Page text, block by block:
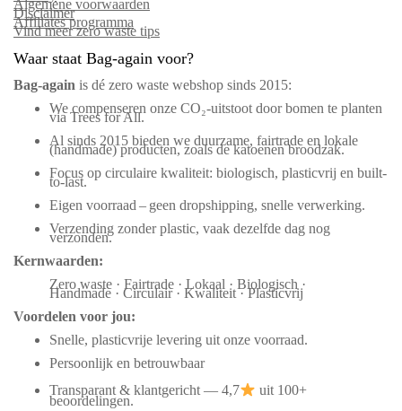
Algemene voorwaarden
Disclaimer
Affiliates programma
Vind meer zero waste tips
Waar staat Bag-again voor?
Bag‑again is dé zero waste webshop sinds 2015:
We compenseren onze CO₂-uitstoot door bomen te planten
via Trees for All.
Al sinds 2015 bieden we duurzame, fairtrade en lokale
(handmade) producten, zoals de katoenen broodzak.
Focus op circulaire kwaliteit: biologisch, plasticvrij en built-
to-last.
Eigen voorraad – geen dropshipping, snelle verwerking.
Verzending zonder plastic, vaak dezelfde dag nog
verzonden.
Kernwaarden:
Zero waste · Fairtrade · Lokaal · Biologisch ·
Handmade · Circulair · Kwaliteit · Plasticvrij
Voordelen voor jou:
Snelle, plasticvrije levering uit onze voorraad.
Persoonlijk en betrouwbaar
Transparant & klantgericht — 4,7
uit 100+
beoordelingen.